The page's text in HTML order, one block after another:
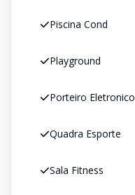
Piscina Cond
Playground
Porteiro Eletronico
Quadra Esporte
Sala Fitness